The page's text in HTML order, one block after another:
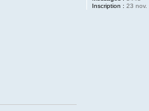
Inscription : 23 nov.